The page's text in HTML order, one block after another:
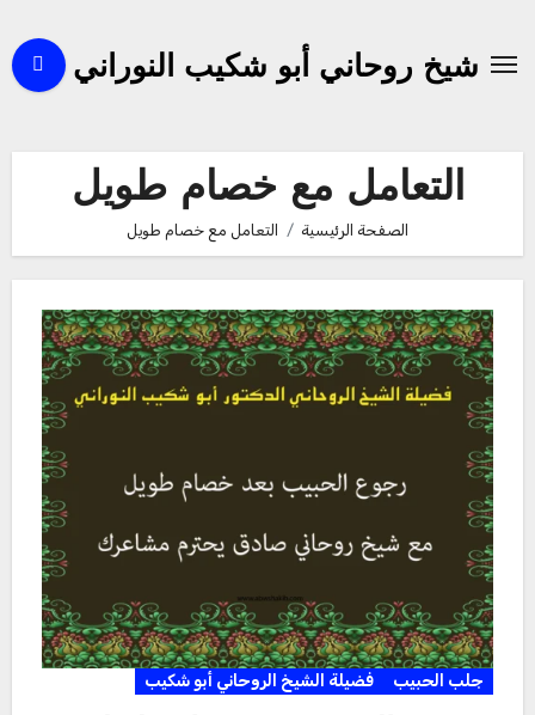
المحتوىشيخ روحاني أبو شكيب النوراني
التعامل مع خصام طويل
الصفحة الرئيسية التعامل مع خصام طويل
جلب الحبيب فضيلة الشيخ الروحاني أبو شكيب